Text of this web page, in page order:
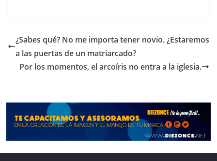
e
b
o
k
gr
a
m
s
A
p
p
ar
tir
¿Sabes qué? No me importa tener novio. ¿Estaremos
a las puertas de un matriarcado?
Por los momentos, el arcoíris no entra a la iglesia.